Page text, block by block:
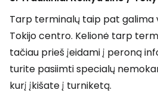
Tarp terminalų taip pat galima
Tokijo centro. Kelionė tarp
tačiau prieš įeidami į peroną
turite pasiimti specialų
kurį įkišate į turniketą.